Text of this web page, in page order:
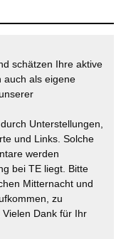
schätzen Ihre aktive
auch als eigene
Unterstellungen,
und Links. Solche
werden
bei TE liegt. Bitte
Mitternacht und
zu
Dank für Ihr